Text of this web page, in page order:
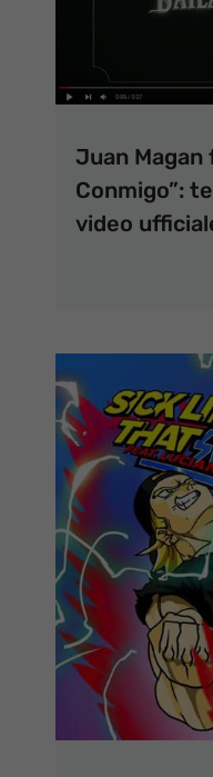
Juan Magan
Conmigo”:
video